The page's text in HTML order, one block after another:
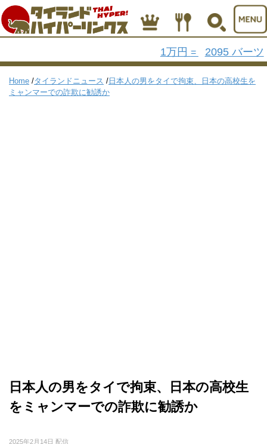
1万円 = 2095 バーツ
Home /タイランドニュース / 日本人の男をタイで拘束、日本の高校生を
ミャンマーでの詐欺に勧誘か
日本人の男をタイで拘束、日本の高校生
をミャンマーでの詐欺に勧誘か
2025年2月14日 配信